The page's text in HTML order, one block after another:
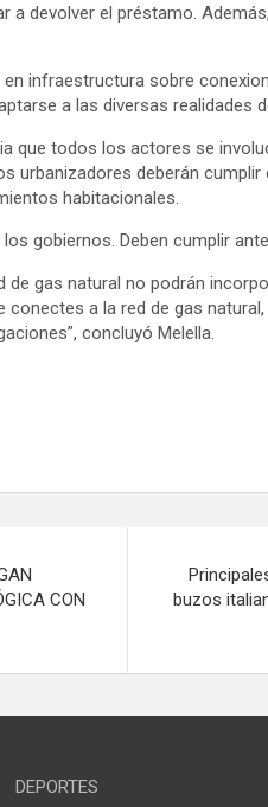
a devolver el préstamo.
infraestructura sobre
a las diversas realidades
que todos los actores se
urbanizadores deberán
habitacionales.
gobiernos. Deben cumplir
gas natural no podrán
conectes a la red de gas
concluyó Melella.
CON
buzos
DEPORTES